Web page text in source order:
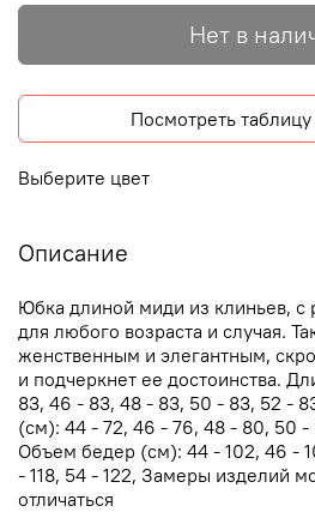
Нет в
Посмотреть
Выберите цвет
Описание
Юбка длиной миди из клиньев,
для любого возраста и случая.
женственным и элегантным,
и подчеркнет ее достоинства.
83, 46 - 83, 48 - 83, 50 - 83, 52 -
(см): 44 - 72, 46 - 76, 48 - 80, 50
Объем бедер (см): 44 - 102, 46 -
- 118, 54 - 122, Замеры изделий
отличаться